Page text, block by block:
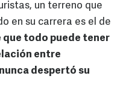
un terreno que
en su carrera es el de
que todo puede tener
entre
despertó su